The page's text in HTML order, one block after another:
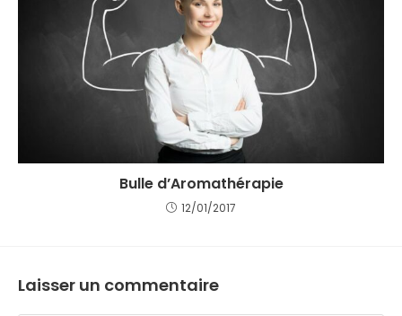
Bulle d’Aromathérapie
12/01/2017
Laisser un commentaire